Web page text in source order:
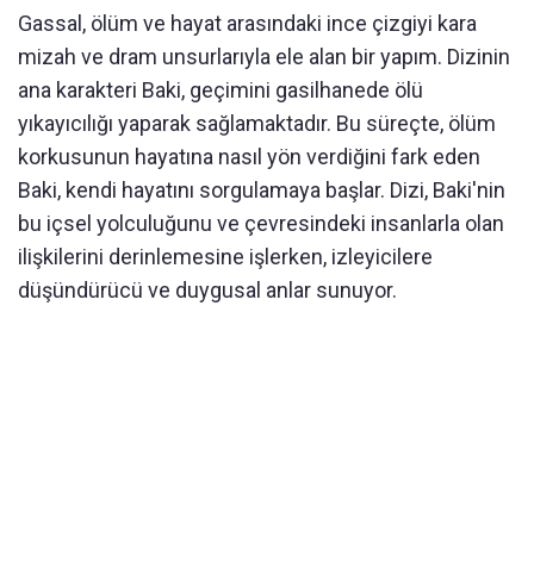
Gassal, ölüm ve hayat arasındaki ince çizgiyi kara
mizah ve dram unsurlarıyla ele alan bir yapım. Dizinin
ana karakteri Baki, geçimini gasilhanede ölü
yıkayıcılığı yaparak sağlamaktadır. Bu süreçte, ölüm
korkusunun hayatına nasıl yön verdiğini fark eden
Baki, kendi hayatını sorgulamaya başlar. Dizi, Baki'nin
bu içsel yolculuğunu ve çevresindeki insanlarla olan
ilişkilerini derinlemesine işlerken, izleyicilere
düşündürücü ve duygusal anlar sunuyor.